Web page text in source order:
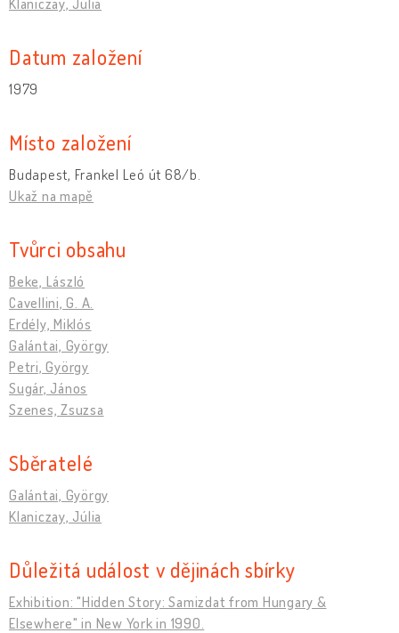
Datum založení
1979
Místo založení
Budapest, Frankel Leó út 68/b.
Ukaž na mapě
Tvůrci obsahu
Beke, László
Cavellini, G. A.
Erdély, Miklós
Galántai, György
Petri, György
Sugár, János
Szenes, Zsuzsa
Sběratelé
Galántai, György
Klaniczay, Júlia
Důležitá událost v dějinách sbírky
Exhibition: "Hidden Story: Samizdat from Hungary &
Elsewhere" in New York in 1990.